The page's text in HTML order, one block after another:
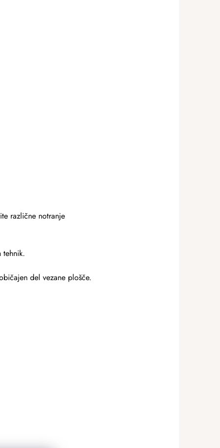
različne notranje
tehnik.
del vezane plošče.